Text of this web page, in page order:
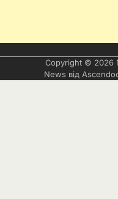
Copyright © 2026
News від